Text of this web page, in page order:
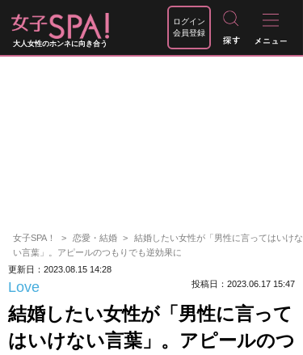
大人女性のホンネに向き合う
ログイン
会員登録
女子SPA！ 恋愛・結婚
結婚したい女性が「男性に言ってはいけな
い言葉」。アピールのつもりでも逆効果に
更新日：2023.08.15 14:28
Love 投稿日：2023.06.17 15:47
結婚したい女性が「男性に言って
はいけない言葉」。アピールのつ